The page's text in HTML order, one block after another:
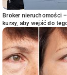
Broker nieruchomości
kursy, aby wejść do